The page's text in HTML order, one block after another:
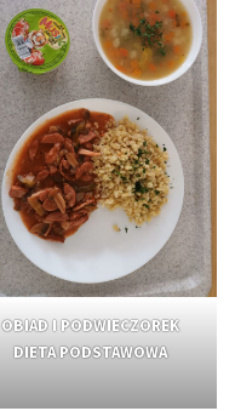
OBIAD I PODWIECZOREK
DIETA PODSTAWOWA